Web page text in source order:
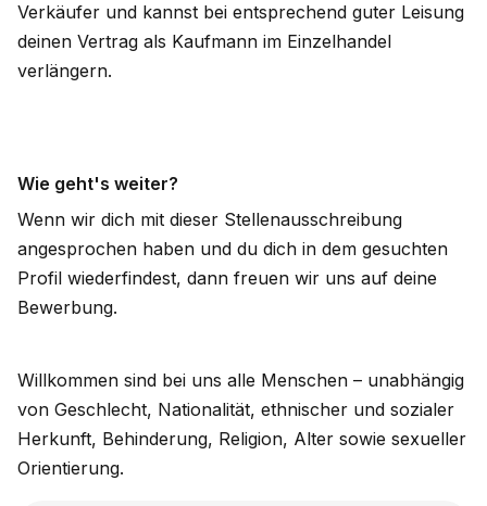
Verkäufer und kannst bei entsprechend guter Leisung
deinen Vertrag als Kaufmann im Einzelhandel
verlängern.
Wie geht's weiter?
Wenn wir dich mit dieser Stellenausschreibung
angesprochen haben und du dich in dem gesuchten
Profil wiederfindest, dann freuen wir uns auf deine
Bewerbung.
Willkommen sind bei uns alle Menschen – unabhängig
von Geschlecht, Nationalität, ethnischer und sozialer
Herkunft, Behinderung, Religion, Alter sowie sexueller
Orientierung.